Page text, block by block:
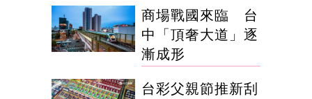
商場戰國來臨 台
中「頂奢大道」逐
漸成形
台彩父親節推新刮